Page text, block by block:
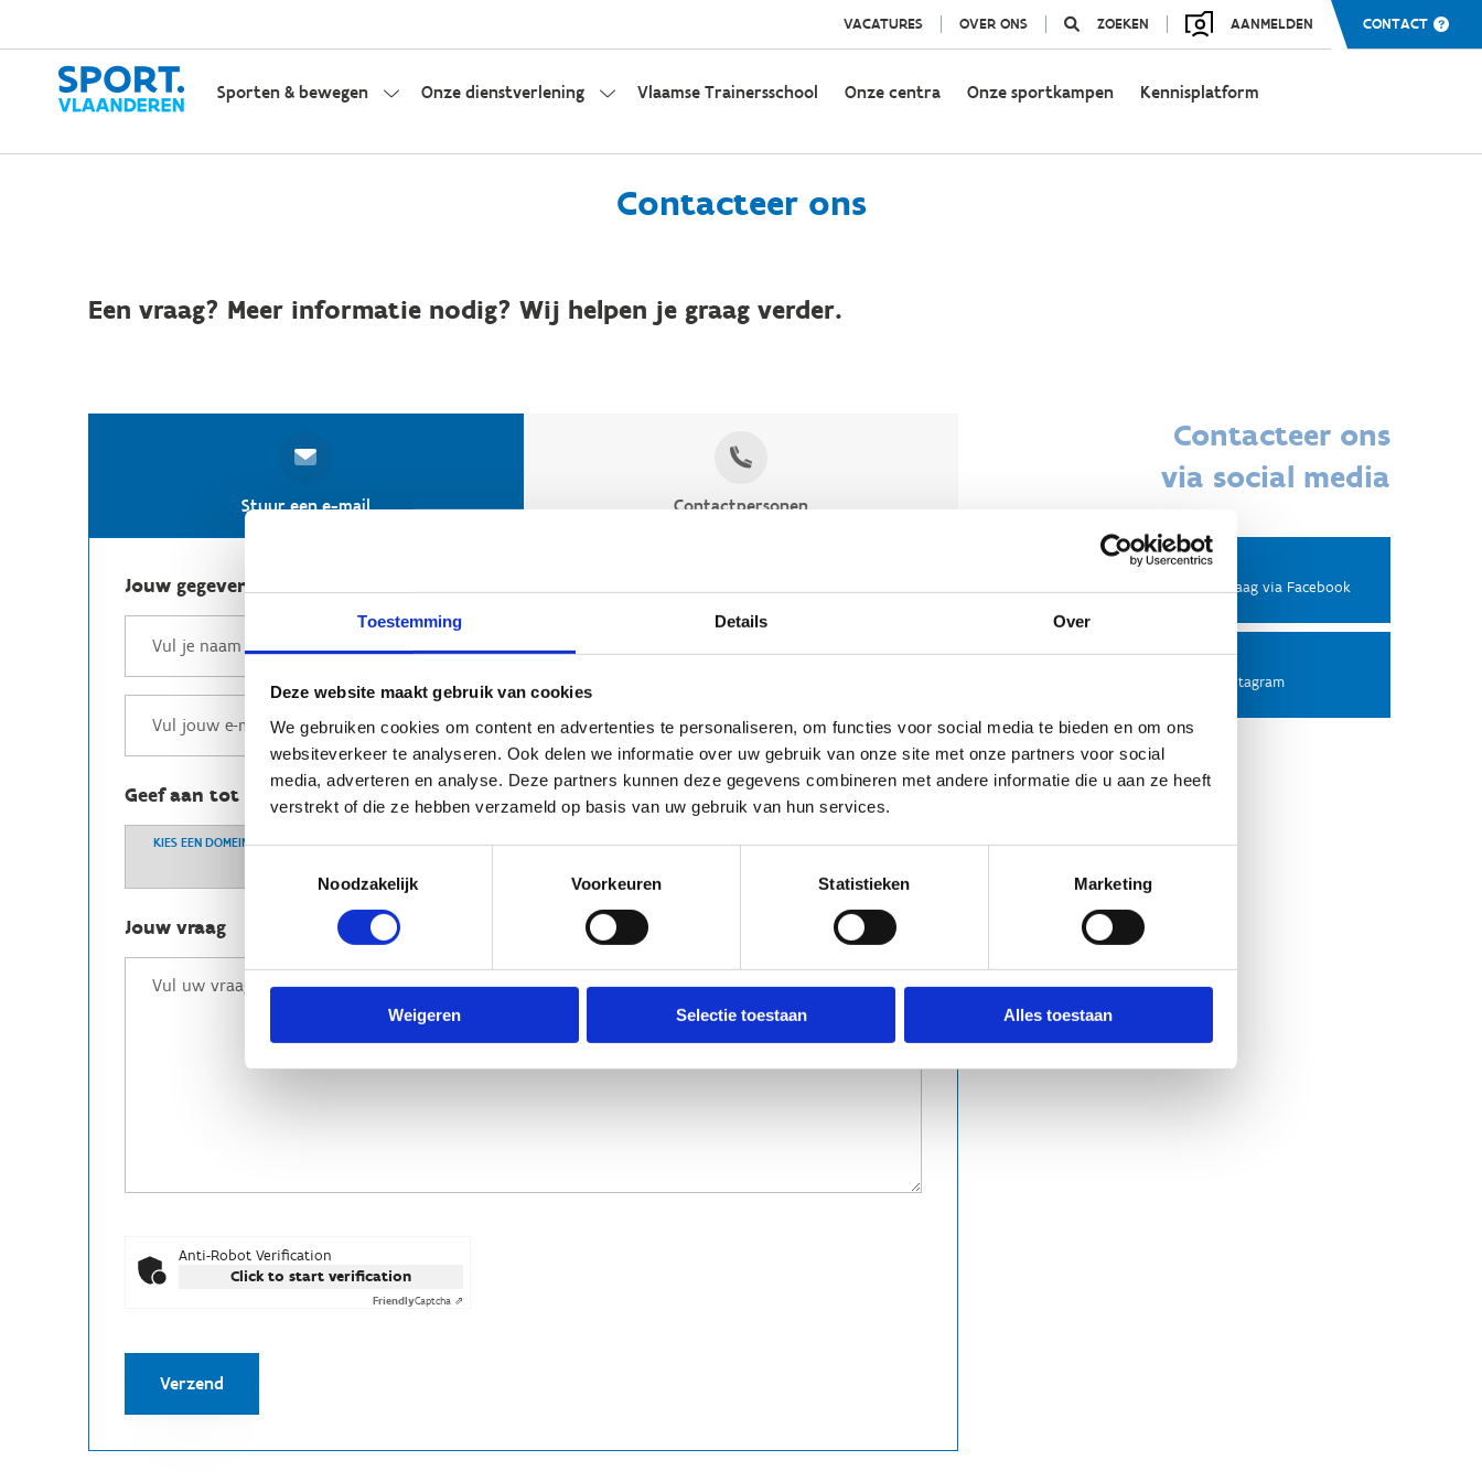
Toestemming Details Over
Deze website maakt gebruik van cookies
We gebruiken cookies om content en advertenties te personaliseren, om functies voor social media te bieden en om ons
websiteverkeer te analyseren. Ook delen we informatie over uw gebruik van onze site met onze partners voor social
media, adverteren en analyse. Deze partners kunnen deze gegevens combineren met andere informatie die u aan ze heeft
verstrekt of die ze hebben verzameld op basis van uw gebruik van hun services.
Noodzakelijk
Voorkeuren Statistieken Marketing
Weigeren Selectie toestaan Alles toestaan
VACATURES OVER ONS ZOEKEN AANMELDEN CONTACT
Sporten & bewegen Onze dienstverlening Vlaamse Trainersschool Onze centra Onze sportkampen Kennisplatform
Contacteer ons
Een vraag? Meer informatie nodig? Wij helpen je graag verder.
Stuur een e-mail Contactpersonen
Jouw gegevens
Geef aan tot welk domein jouw vraag behoort
KIES EEN DOMEIN
Jouw vraag
Anti-Robot Verification
Click to start verification
FriendlyCaptcha ⇗
Verzend
Contacteer ons
via social media
Facebook
Stel ons een vraag via Facebook
Instagram
Volg ons op Instagram